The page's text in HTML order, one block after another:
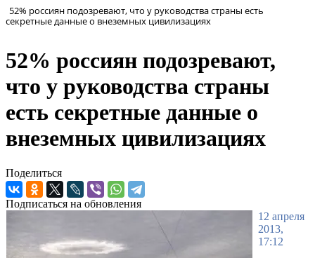
52% россиян подозревают, что у руководства страны есть
секретные данные о внеземных цивилизациях
52% россиян подозревают,
что у руководства страны
есть секретные данные о
внеземных цивилизациях
Поделиться
Подписаться на обновления
12 апреля
2013,
17:12